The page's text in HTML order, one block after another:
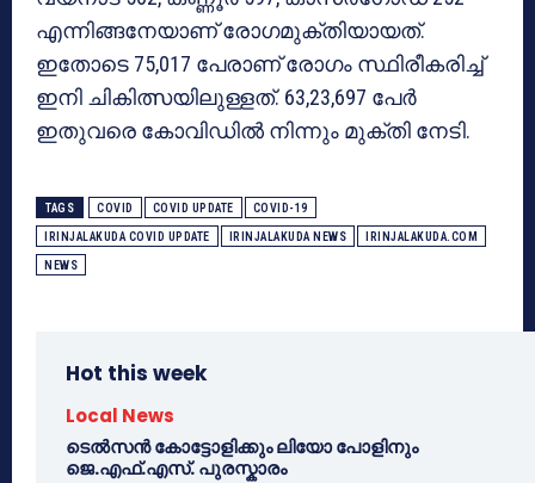
എന്നിങ്ങനേയാണ് രോഗമുക്തിയായത്.
ഇതോടെ 75,017 പേരാണ് രോഗം സ്ഥിരീകരിച്ച്
ഇനി ചികിത്സയിലുള്ളത്. 63,23,697 പേര്‍
ഇതുവരെ കോവിഡില്‍ നിന്നും മുക്തി നേടി.
TAGS COVID COVID UPDATE COVID-19
IRINJALAKUDA COVID UPDATE IRINJALAKUDA NEWS IRINJALAKUDA.COM
NEWS
Hot this week
Local News
ടെൽസൻ കോട്ടോളിക്കും ലിയോ പോളിനും
ജെ.എഫ്.എസ്. പുരസ്കാരം